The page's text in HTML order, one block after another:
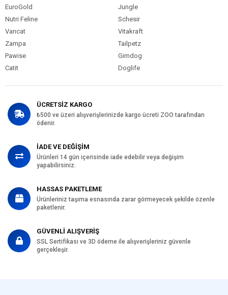
EuroGold
Jungle
Nutri Feline
Schesir
Vancat
Vitakraft
Zampa
Tailpetz
Pawise
Gimdog
Catit
Doglife
ÜCRETSİZ KARGO
₺500 ve üzeri alışverişlerinizde kargo ücreti ZOO tarafından
ödenir.
İADE VE DEĞİŞİM
Ürünleri 14 gün içerisinde iade edebilir veya değişim
yapabilirsiniz.
HASSAS PAKETLEME
Ürünleriniz taşıma esnasında zarar görmeyecek şekilde özenle
paketlenir.
GÜVENLİ ALIŞVERİŞ
SSL Sertifikası ve 3D ödeme ile alışverişleriniz güvenle
gerçekleşir.